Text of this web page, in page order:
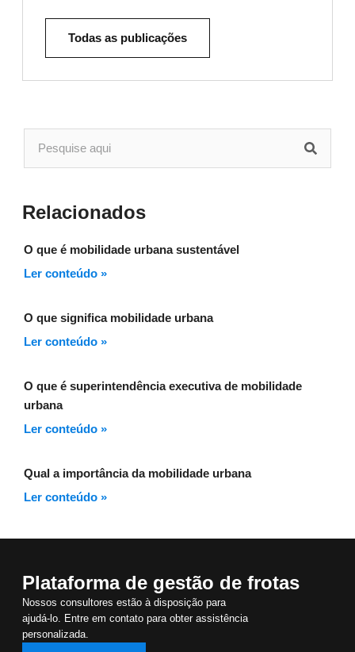
Todas as publicações
Relacionados
O que é mobilidade urbana sustentável
Ler conteúdo »
O que significa mobilidade urbana
Ler conteúdo »
O que é superintendência executiva de mobilidade
urbana
Ler conteúdo »
Qual a importância da mobilidade urbana
Ler conteúdo »
Plataforma de gestão de frotas
Nossos consultores estão à disposição para
ajudá-lo. Entre em contato para obter assistência
personalizada.